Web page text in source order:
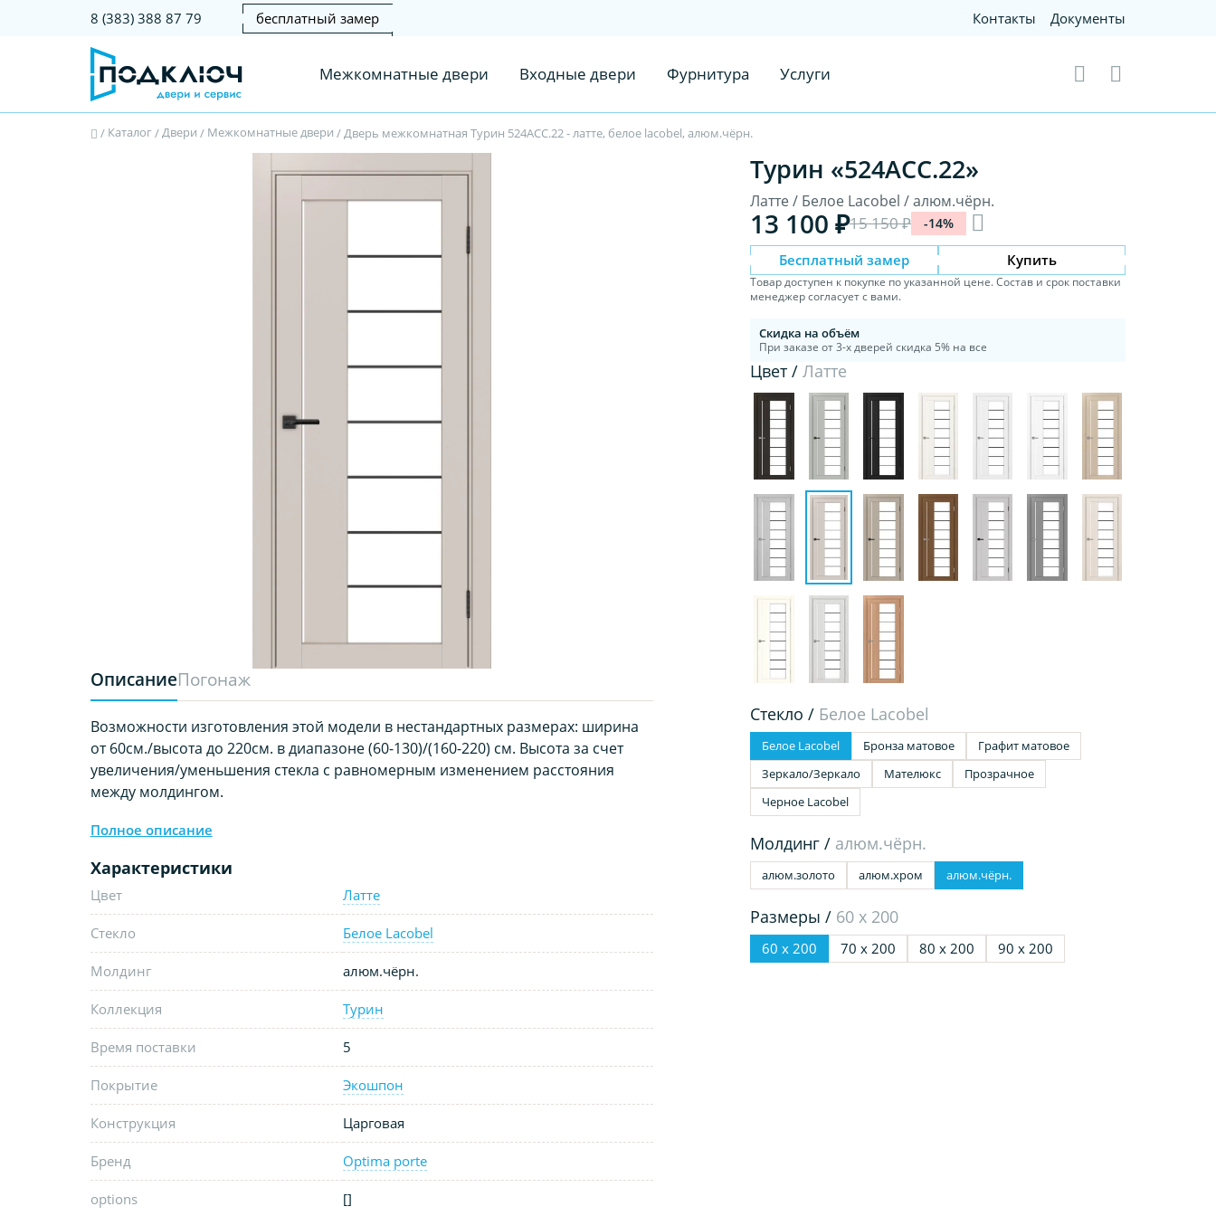
8 (383) 388 87 79 бесплатный замер Контакты Документы
Межкомнатные двери Входные двери Фурнитура Услуги
/ Каталог/Двери / Межкомнатные двери /Дверь межкомнатная Турин 524АСС.22 - латте, белое lacobel, алюм.чёрн.
ОписаниеПогонаж
Возможности изготовления этой модели в нестандартных размерах: ширина
от 60см./высота до 220см. в диапазоне (60-130)/(160-220) см. Высота за счет
увеличения/уменьшения стекла с равномерным изменением расстояния
между молдингом.
Полное описание
Характеристики
Цвет Латте
Стекло Белое Lacobel
Молдинг алюм.чёрн.
Коллекция Турин
Время поставки 5
Покрытие Экошпон
Конструкция Царговая
Бренд Optima porte
options []
Турин «524АСС.22»
Латте / Белое Lacobel / алюм.чёрн.
13 100 ₽15 150 ₽ -14%
Бесплатный замер Купить
Товар доступен к покупке по указанной цене. Состав и срок поставки
менеджер согласует с вами.
Скидка на объём
При заказе от 3-х дверей скидка 5% на все
Цвет /Латте
Стекло / Белое Lacobel
Белое Lacobel Бронза матовое
Графит матовое
Зеркало/Зеркало
Мателюкс
Прозрачное
Черное Lacobel
Молдинг / алюм.чёрн.
алюм.золото алюм.хром алюм.чёрн.
Размеры / 60 х 200
60 х 200 70 х 200 80 х 200 90 х 200